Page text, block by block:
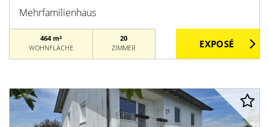
Mehrfamilienhaus
464 m²
WOHNFLÄCHE
20
ZIMMER